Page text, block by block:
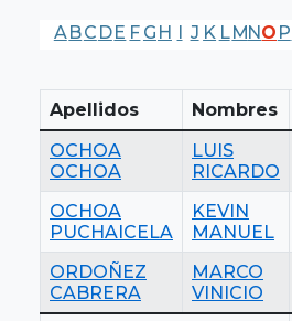
A BC DE F G H I J K LMNO P
Apellidos Nombres
OCHOA
OCHOA
LUIS
RICARDO
OCHOA
PUCHAICELA
KEVIN
MANUEL
ORDOÑEZ
CABRERA
MARCO
VINICIO